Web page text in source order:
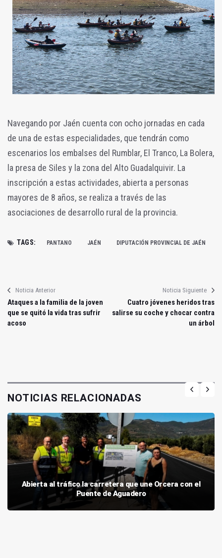
Navegando por Jaén cuenta con ocho jornadas en cada
de una de estas especialidades, que tendrán como
escenarios los embalses del Rumblar, El Tranco, La Bolera,
la presa de Siles y la zona del Alto Guadalquivir. La
inscripción a estas actividades, abierta a personas
mayores de 8 años, se realiza a través de las
asociaciones de desarrollo rural de la provincia.
TAGS: PANTANO JAÉN DIPUTACIÓN PROVINCIAL DE JAÉN
Noticia Anterior
Ataques a la familia de la joven
que se quitó la vida tras sufrir
acoso
Noticia Siguiente
Cuatro jóvenes heridos tras
salirse su coche y chocar contra
un árbol
NOTICIAS RELACIONADAS
Abierta al tráfico la carretera que une Orcera con el
Puente de Aguadero